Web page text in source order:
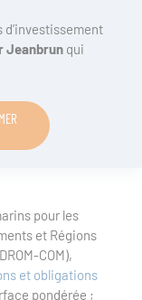
Jeanbrun qui
pour les
et Régions
COM),
et obligations
pondérée ;